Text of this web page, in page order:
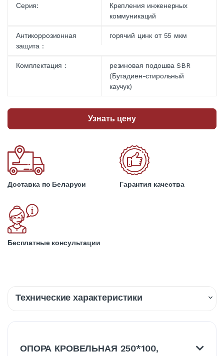
Серия:
Крепления инженерных
коммуникаций
Антикоррозионная
защита :
горячий цинк от 55 мкм
Комплектация :
резиновая подошва SBR
(Бутадиен-стирольный
каучук)
Узнать цену
Доставка по Беларуси Гарантия качества
Бесплатные консультации
Технические характеристики
Описание
ОПОРА КРОВЕЛЬНАЯ 250*100,